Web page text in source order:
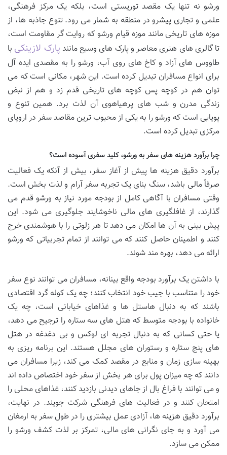
ورشو نه تنها یک مقصد توریستی است، بلکه یک مرکز فرهنگی،
علمی و تجاری پیشرو در منطقه به شمار می رود. تنوع جاذبه ها، از
موزه های تاریخی مانند موزه قیام ورشو که روایت گر مقاومت است،
تا گالری های هنری معاصر و پارک های وسیع مانند پارک لازینکی با
طاووس های آزاد و کاخ های روی آب، ورشو را به مقصدی ایده آل
برای انواع مسافران تبدیل کرده است. این شهر، مکانی است که می
توان هم در کوچه پس کوچه های تاریخی قدم زد و هم از نبض
زندگی مدرن و شب های پرهیاهوی آن لذت برد. همین تنوع و
پویایی است که ورشو را به یکی از محبوب ترین مقاصد سفر در اروپای
مرکزی تبدیل کرده است.
چرا برآورد هزینه های سفر به ورشو، کلید سفری آسوده است؟
برآورد دقیق هزینه ها پیش از آغاز سفر، بیش از آنکه یک فعالیت
صرفاً مالی باشد، سنگ بنای یک تجربه سفر آرام و لذت بخش است.
وقتی مسافران با آگاهی کامل از بودجه مورد نیاز به ورشو قدم می
گذارند، از غافلگیری های مالی ناخوشایند جلوگیری می شود. این
پیش بینی به آن ها امکان می دهد تا هر زلوتی را با هوشمندی خرج
کنند و اطمینان حاصل کنند که می توانند از تمام تجربیاتی که ورشو
ارائه می دهد، بهره مند شوند.
با داشتن یک برآورد بودجه واقع بینانه، مسافران می توانند نوع سفر
خود را متناسب با جیب خود انتخاب کنند؛ چه یک کوله گرد اقتصادی
باشند که به دنبال هاستل ها و غذاهای خیابانی است، چه یک
خانواده با بودجه متوسط که هتل های سه ستاره را ترجیح می دهد،
یا حتی کسانی که به دنبال تجربه ای لوکس و بی دغدغه در هتل
های پنج ستاره و رستوران های مجلل هستند. این برنامه ریزی به
بهینه سازی زمان و منابع در مقصد کمک می کند، زیرا مسافران می
دانند که چه میزان پول برای هر بخش از سفر خود اختصاص داده اند
و می توانند با فراغ بال از جاهای دیدنی بازدید کنند، غذاهای محلی را
امتحان کنند و در فعالیت های فرهنگی شرکت جویند. در نهایت،
برآورد دقیق هزینه ها، آزادی عمل بیشتری را در طول سفر به ارمغان
می آورد و به جای نگرانی های مالی، تمرکز بر لذت کشف ورشو را
ممکن می سازد.